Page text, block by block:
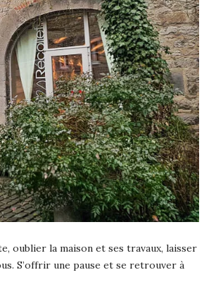
oublier la maison et ses travaux, laisser
S’offrir une pause et se retrouver à